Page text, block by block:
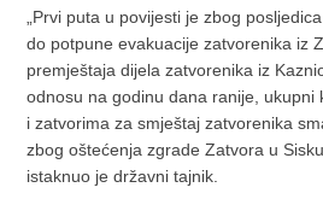
„Prvi puta u povijesti je zbog
do potpune evakuacije zatvorenika iz
premještaja dijela zatvorenika iz
odnosu na godinu dana ranije, ukupni
i zatvorima za smještaj zatvorenika
zbog oštećenja zgrade Zatvora u
istaknuo je državni tajnik.